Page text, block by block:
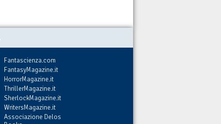
Fantascienza.com
FantasyMagazine.it
HorrorMagazine.it
ThrillerMagazine.it
SherlockMagazine.it
WritersMagazine.it
Associazione Delos